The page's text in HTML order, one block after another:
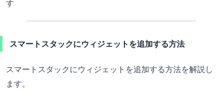
す
スマートスタックにウィジェットを追加する方法
スマートスタックにウィジェットを追加する方法を解説し
ます。